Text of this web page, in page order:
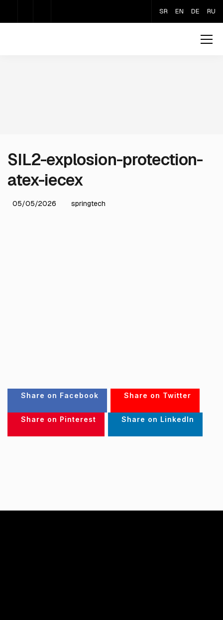
SR EN DE RU
SIL2-explosion-protection-
atex-iecex
05/05/2026 springtech
Share on Facebook Share on Twitter
Share on Pinterest Share on LinkedIn